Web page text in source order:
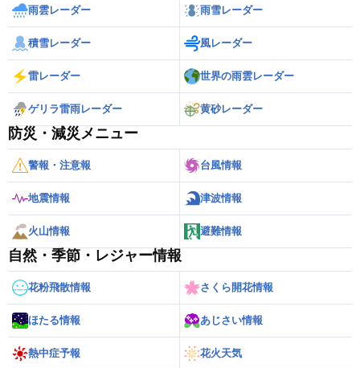
雨雲レーダー 雨雪レーダー
積雪レーダー 風レーダー
雷レーダー 世界の雨雲レーダー
ゲリラ雷雨レーダー 黄砂レーダー
防災・減災メニュー
警報・注意報 台風情報
地震情報 津波情報
火山情報 避難情報
自然・季節・レジャー情報
花粉飛散情報 さくら開花情報
ほたる情報 あじさい情報
熱中症予報 花火天気